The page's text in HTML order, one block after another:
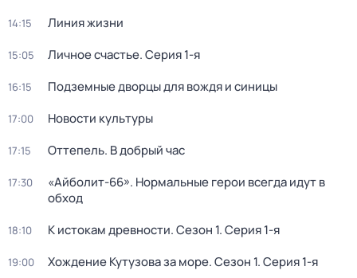
14:15 Линия жизни
15:05 Личное счастье. Серия 1-я
16:15 Подземные дворцы для вождя и синицы
17:00 Новости культуры
17:15 Оттепель. В добрый час
17:30
«Айболит-66». Нормальные герои всегда идут в
обход
18:10 К истокам древности. Сезон 1. Серия 1-я
19:00 Хождение Кутузова за море. Сезон 1. Серия 1-я